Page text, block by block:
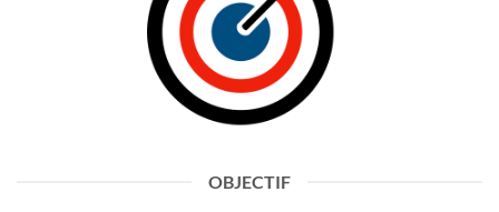
OBJECTIF